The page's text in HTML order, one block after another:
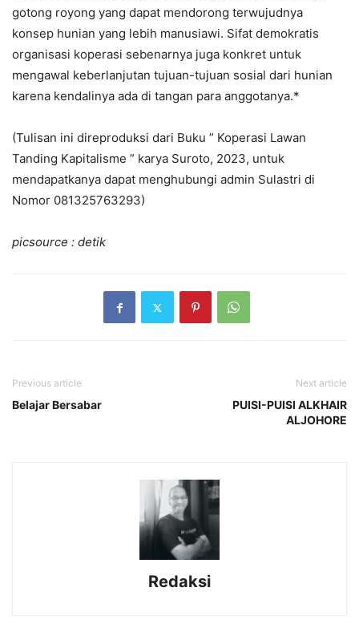
gotong royong yang dapat mendorong terwujudnya
konsep hunian yang lebih manusiawi. Sifat demokratis
organisasi koperasi sebenarnya juga konkret untuk
mengawal keberlanjutan tujuan-tujuan sosial dari hunian
karena kendalinya ada di tangan para anggotanya.*
(Tulisan ini direproduksi dari Buku ” Koperasi Lawan
Tanding Kapitalisme ” karya Suroto, 2023, untuk
mendapatkanya dapat menghubungi admin Sulastri di
Nomor 081325763293)
picsource : detik
Previous article
Belajar Bersabar
Next article
PUISI-PUISI ALKHAIR
ALJOHORE
Redaksi